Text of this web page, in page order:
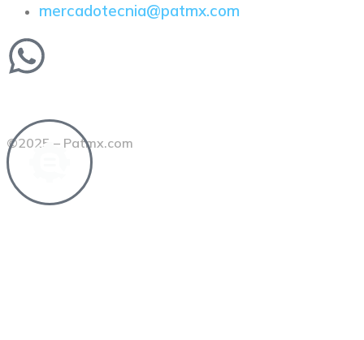
mercadotecnia@patmx.com
©2025 – Patmx.com